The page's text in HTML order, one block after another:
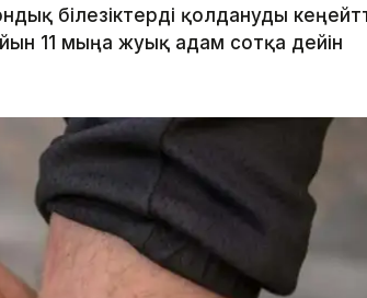
білезіктерді қолдануды
11 мыңға жуық адам сотқа дейін